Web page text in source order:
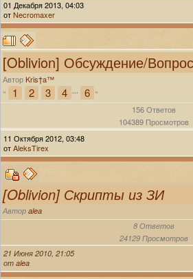
01 Декабря 2013, 04:03
отNecromaxer
[Oblivion] Обсуждение/
АвторKris†a™
« 1 2 3 4 ... 6 »
156 Ответов
104389 Просмотров
11 Октября 2012, 03:48
отAleksTirex
[Oblivion] Скрипты из ЗИ
Автор alea
8 Ответов
24129 Просмотров
21 Июня 2010, 21:05
от alea